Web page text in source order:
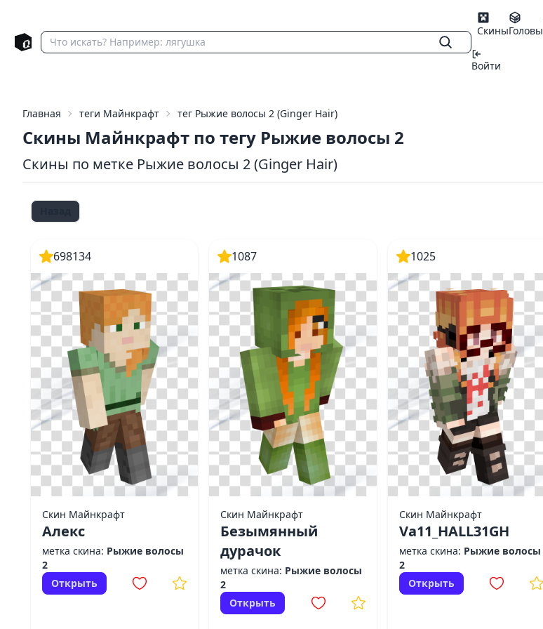
СкиныГоловы
Войти
Главная теги Майнкрафт тег Рыжие волосы 2 (Ginger Hair)
Скины Майнкрафт по тегу Рыжие волосы 2
Скины по метке Рыжие волосы 2 (Ginger Hair)
698134
Скин Майнкрафт
Алекс
метка скина: Рыжие волосы
2
Открыть
1087
Скин Майнкрафт
Безымянный
дурачок
метка скина: Рыжие волосы
2
Открыть
1025
Скин Майнкрафт
Va11_HALL31GH
метка скина: Рыжие волосы
2
Открыть